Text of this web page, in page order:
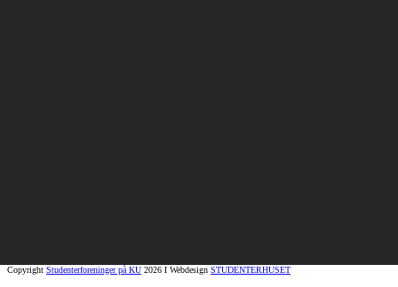
Copyright Studenterforeninger på KU 2026 I Webdesign STUDENTERHUSET